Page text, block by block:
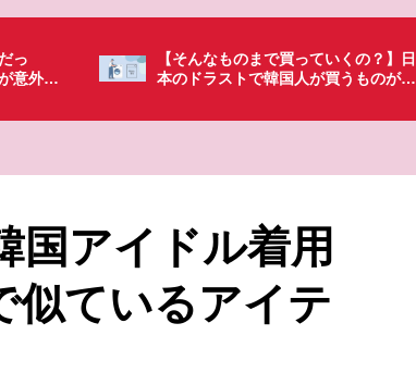
？】日
のがち
「これ無しじゃ生きられない…」日本
の調味料が最高過ぎる？韓国人が沼っ
国アイドル着用
ているアイテ